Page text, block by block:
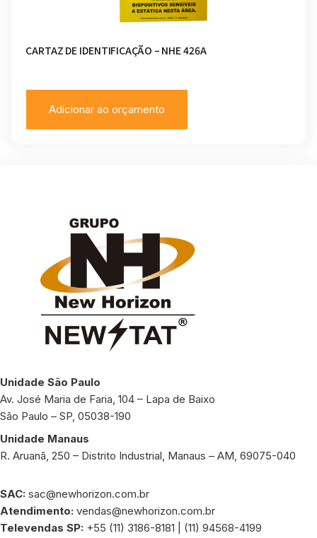
CARTAZ DE IDENTIFICAÇÃO – NHE 426A
Adicionar ao orçamento
Unidade São Paulo
Av. José Maria de Faria, 104 – Lapa de Baixo
São Paulo – SP, 05038-190
Unidade Manaus
R. Aruanã, 250 – Distrito Industrial, Manaus – AM, 69075-040
SAC: sac@newhorizon.com.br
Atendimento: vendas@newhorizon.com.br
Televendas SP: +55 (11) 3186-8181 | (11) 94568-4199